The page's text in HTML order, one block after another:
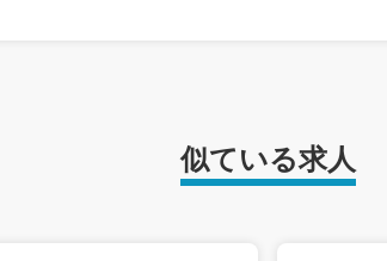
似ている求人